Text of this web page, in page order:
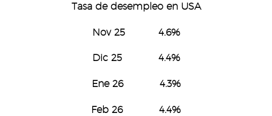
Tasa de desempleo en USA
Nov 25 4.6%
Dic 25 4.4%
Ene 26 4.3%
Feb 26 4.4%